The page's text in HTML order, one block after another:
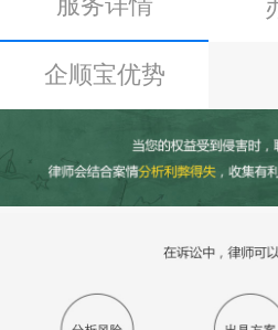
服务详情
企顺宝优势